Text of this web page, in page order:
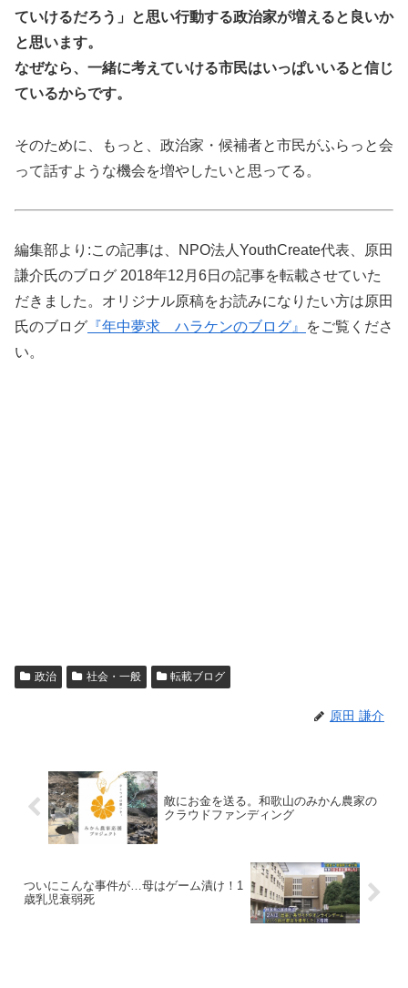
ていけるだろう」と思い行動する政治家が増えると良いか
と思います。
なぜなら、一緒に考えていける市民はいっぱいいると信じ
ているからです。
そのために、もっと、政治家・候補者と市民がふらっと会
って話すような機会を増やしたいと思ってる。
編集部より:この記事は、NPO法人YouthCreate代表、原田
謙介氏のブログ 2018年12月6日の記事を転載させていた
だきました。オリジナル原稿をお読みになりたい方は原田
氏のブログ 『年中夢求 ハラケンのブログ』
をご覧くださ
い。
政治 社会・一般 転載ブログ
原田 謙介
敵にお金を送る。和歌山のみかん農家の
クラウドファンディング
ついにこんな事件が…母はゲーム漬け！1
歳乳児衰弱死